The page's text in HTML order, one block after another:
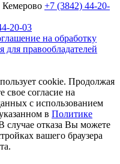
Кемерово +7 (3842) 44-20-
20-03
на обработку
правообладателей
cookie. Продолжая
свое согласие на
с использованием
в Политике
случае отказа Вы можете
вашего браузера